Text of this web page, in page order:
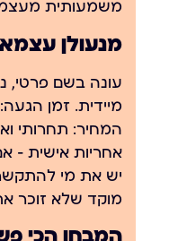
משמעותית
מנעולן
עונה בשם פרטי,
המחיר: תחרותי
אחריות אישית —
יש את מי
מוקד שלא זוכר
המבחן הכי